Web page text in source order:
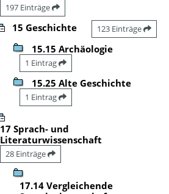
197 Einträge
15 Geschichte 123 Einträge
15.15 Archäologie
1 Eintrag
15.25 Alte Geschichte
1 Eintrag
17 Sprach- und
Literaturwissenschaft
28 Einträge
17.14 Vergleichende